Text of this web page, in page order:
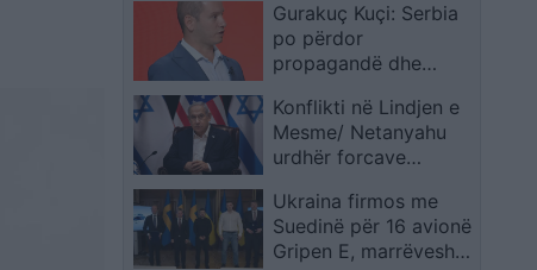
Gurakuç Kuçi: Serbia
po përdor
propagandë dhe
Kosovës edhe përmes
fëmijëve
Konflikti në Lindjen e
Mesme/ Netanyahu
urdhër forcave
shkatërrohet
plotësisht
infrastruktura e
Ukraina firmos me
Suedinë për 16 avionë
Gripen E, marrëveshja